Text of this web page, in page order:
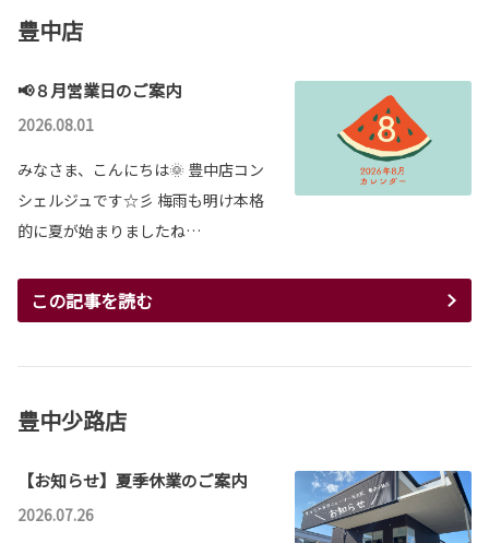
豊中店
📢８月営業日のご案内
2026.08.01
みなさま、こんにちは🌞 豊中店コン
シェルジュです☆彡 梅雨も明け本格
的に夏が始まりましたね…
この記事を読む
豊中少路店
【お知らせ】夏季休業のご案内
2026.07.26